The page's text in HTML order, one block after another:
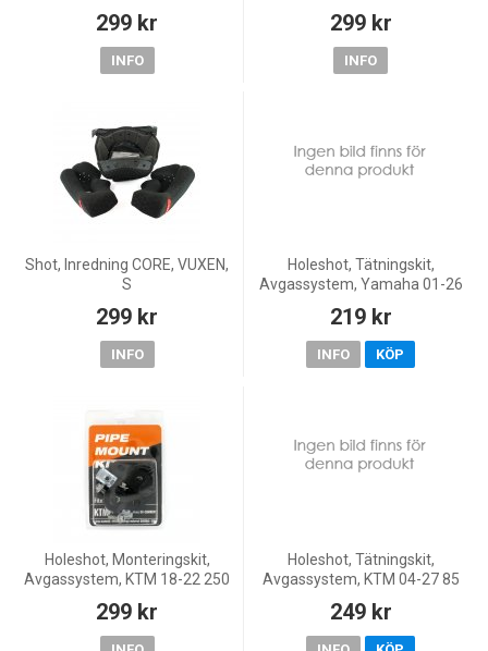
299 kr
INFO
299 kr
INFO
Shot, Inredning CORE, VUXEN,
S
299 kr
INFO
Holeshot, Tätningskit,
Avgassystem, Yamaha 01-26
YZ125
219 kr
INFO KÖP
Holeshot, Monteringskit,
Avgassystem, KTM 18-22 250
250 EXC/150 EXC/300 SX, 98-
17 250 EXC/300 EXC, 98
299 kr
Holeshot, Tätningskit,
Avgassystem, KTM 04-27 85
20-27 TC 85, 14-19 TC 85
(17/14)/TC 85 (19/16), 17-2
249 kr